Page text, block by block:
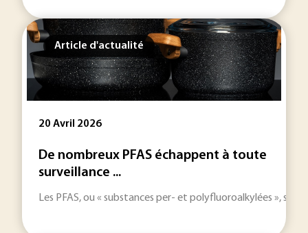
Article d'actualité
20 Avril 2026
De nombreux PFAS échappent à toute
surveillance ...
Les PFAS, ou « substances per- et polyfluoroalkylées »,